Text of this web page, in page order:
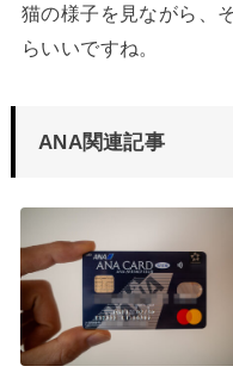
猫の様子を見ながら、
らいいですね。
ANA関連記事